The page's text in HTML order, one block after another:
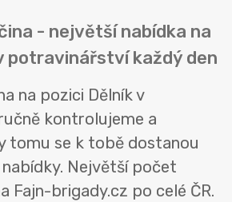
- největší nabídka na
potravinářství každý den
na pozici Dělník v
kontrolujeme a
tomu se k tobě dostanou
Největší počet
Fajn-brigady.cz po celé ČR.